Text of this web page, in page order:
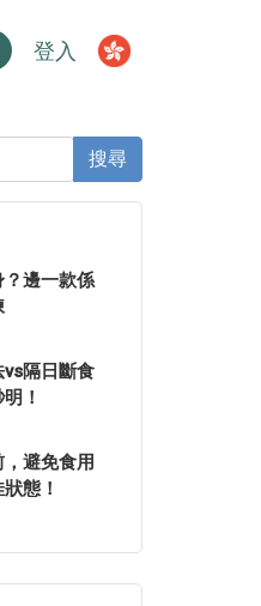
登入
搜尋
邊一款係
隔日斷食
！
避免食用
態！